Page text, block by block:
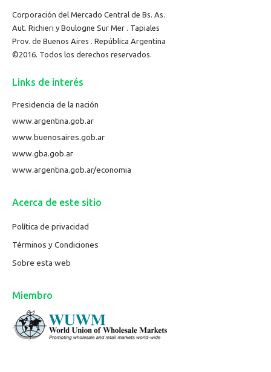
Corporación del Mercado Central de Bs. As.
Aut. Richieri y Boulogne Sur Mer . Tapiales
Prov. de Buenos Aires . República Argentina
©2016. Todos los derechos reservados.
Links de interés
Presidencia de la nación
www.argentina.gob.ar
www.buenosaires.gob.ar
www.gba.gob.ar
www.argentina.gob.ar/economia
Acerca de este sitio
Política de privacidad
Términos y Condiciones
Sobre esta web
Miembro